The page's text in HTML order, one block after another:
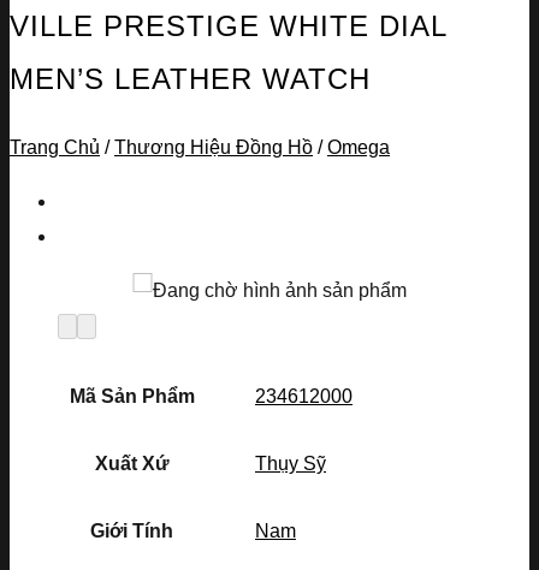
VILLE PRESTIGE WHITE DIAL
MEN’S LEATHER WATCH
Trang Chủ / Thương Hiệu Đồng Hồ / Omega
Mã Sản Phẩm 234612000
Xuất Xứ Thụy Sỹ
Giới Tính Nam